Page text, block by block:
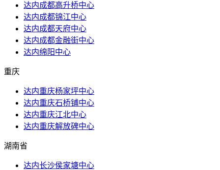
达内成都高升桥中心
达内成都锦江中心
达内成都天府中心
达内成都金融街中心
达内绵阳中心
重庆
达内重庆杨家坪中心
达内重庆石桥铺中心
达内重庆江北中心
达内重庆解放碑中心
湖南省
达内长沙侯家塘中心